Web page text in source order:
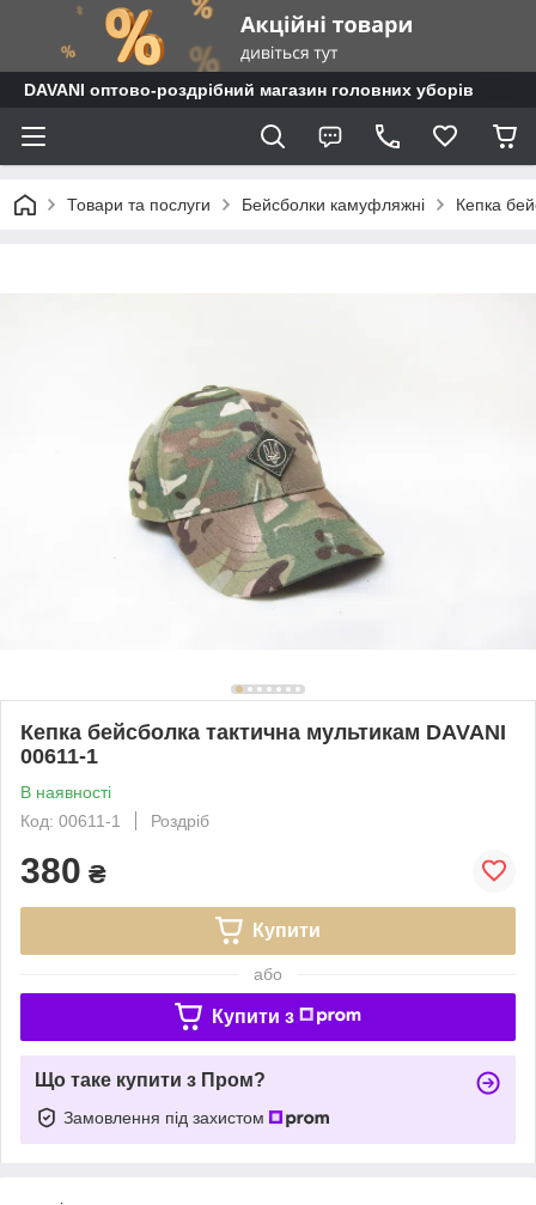
DAVANI оптово-роздрібний магазин головних уборів
Товари та послуги Бейсболки камуфляжні Кепка
Кепка бейсболка тактична мультикам DAVANI
00611-1
В наявності
Код: 00611-1
Роздріб
380 ₴
Купити
або
Купити з
Що таке купити з Пром?
Замовлення під захистом